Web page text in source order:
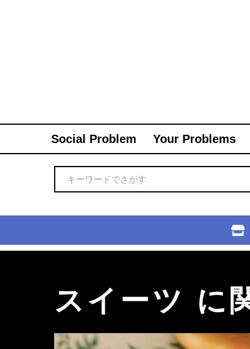
Social Problem Your Problems
スイーツ に